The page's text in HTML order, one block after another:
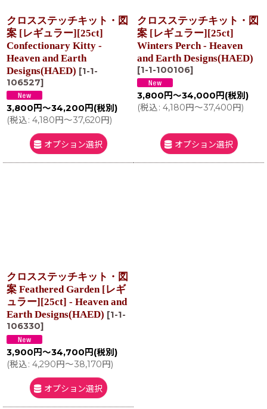
クロスステッチキット・図
案 [レギュラー][25ct]
Confectionary Kitty -
Heaven and Earth
Designs(HAED) [1-1-
106527]
3,800 円～34,200 円 (税別)
(税込: 4,180円～37,620円)
オプション選択
クロスステッチキット・図
案 [レギュラー][25ct]
Winters Perch - Heaven
and Earth Designs(HAED)
[1-1-100106]
3,800 円～34,000 円 (税別)
(税込: 4,180円～37,400円)
オプション選択
クロスステッチキット・図
案 Feathered Garden [レギ
ュラー][25ct] - Heaven and
Earth Designs(HAED) [1-1-
106330]
3,900 円～34,700 円 (税別)
(税込: 4,290円～38,170円)
オプション選択